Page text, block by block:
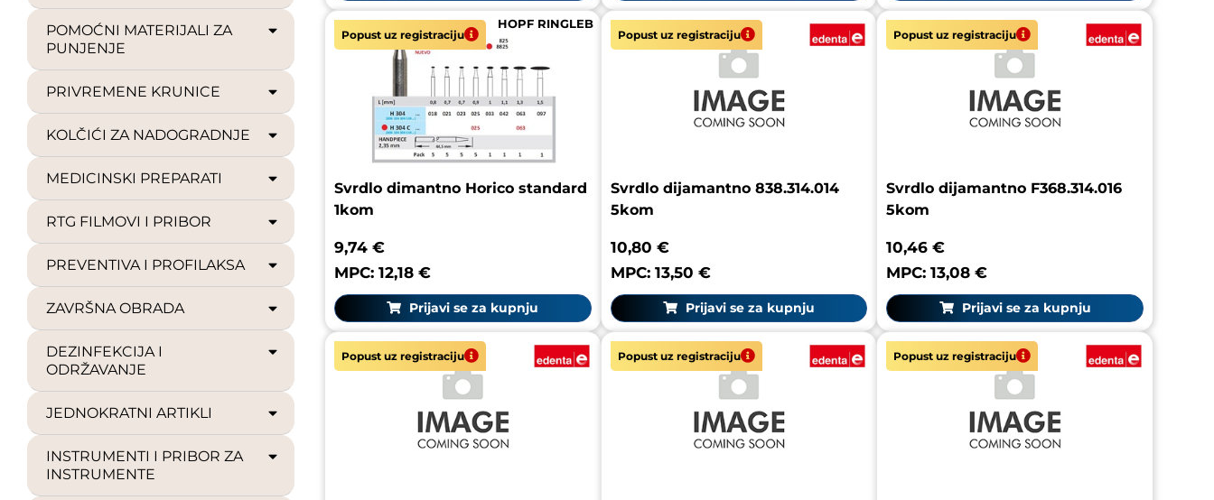
POMOĆNI MATERIJALI ZA
PUNJENJE
PRIVREMENE KRUNICE
KOLČIĆI ZA NADOGRADNJE
MEDICINSKI PREPARATI
RTG FILMOVI I PRIBOR
PREVENTIVA I PROFILAKSA
ZAVRŠNA OBRADA
DEZINFEKCIJA I
ODRŽAVANJE
JEDNOKRATNI ARTIKLI
INSTRUMENTI I PRIBOR ZA
INSTRUMENTE
Popust uz registraciju
Svrdlo dimantno Horico standard
1kom
9,74 €
MPC: 12,18 €
HOPF RINGLEB
Prijavi se za kupnju
Popust uz registraciju
Svrdlo dijamantno 838.314.014
5kom
10,80 €
MPC: 13,50 €
Prijavi se za kupnju
Popust uz registraciju
Svrdlo dijamantno F368.314.016
5kom
10,46 €
MPC: 13,08 €
Prijavi se za kupnju
Popust uz registraciju Popust uz registraciju Popust uz registraciju